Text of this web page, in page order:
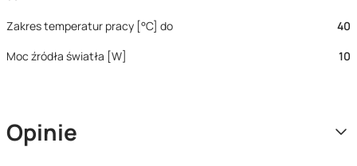
Zakres temperatur pracy [°C] do
40
Moc źródła światła [W]
10
Opinie